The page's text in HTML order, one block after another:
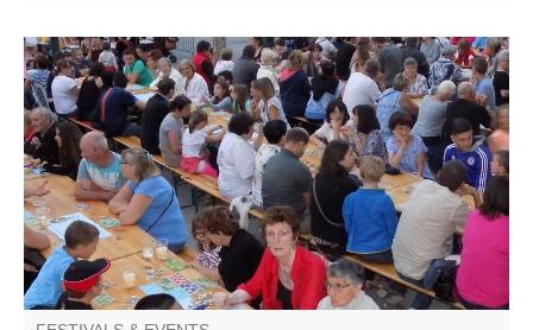
Under the plane trees, the Comité des fêtes organizes its
annual bingo. Lots of prizes to be won!